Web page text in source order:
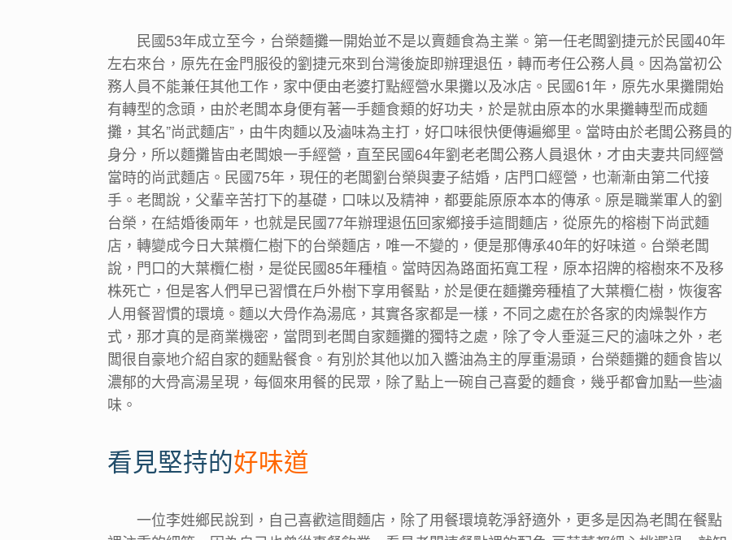
民國53年成立至今，台榮麵攤一開始並不是以賣麵食為主業。第一任老闆劉捷元於民國40年
左右來台，原先在金門服役的劉捷元來到台灣後旋即辦理退伍，轉而考任公務人員。因為當初公
務人員不能兼任其他工作，家中便由老婆打點經營水果攤以及冰店。民國61年，原先水果攤開始
有轉型的念頭，由於老闆本身便有著一手麵食類的好功夫，於是就由原本的水果攤轉型而成麵
攤，其名”尚武麵店”，由牛肉麵以及滷味為主打，好口味很快便傳遍鄉里。當時由於老闆公務員的
身分，所以麵攤皆由老闆娘一手經營，直至民國64年劉老老闆公務人員退休，才由夫妻共同經營
當時的尚武麵店。民國75年，現任的老闆劉台榮與妻子結婚，店門口經營，也漸漸由第二代接
手。老闆說，父輩辛苦打下的基礎，口味以及精神，都要能原原本本的傳承。原是職業軍人的劉
台榮，在結婚後兩年，也就是民國77年辦理退伍回家鄉接手這間麵店，從原先的榕樹下尚武麵
店，轉變成今日大葉欖仁樹下的台榮麵店，唯一不變的，便是那傳承40年的好味道。台榮老闆
說，門口的大葉欖仁樹，是從民國85年種植。當時因為路面拓寬工程，原本招牌的榕樹來不及移
株死亡，但是客人們早已習慣在戶外樹下享用餐點，於是便在麵攤旁種植了大葉欖仁樹，恢復客
人用餐習慣的環境。麵以大骨作為湯底，其實各家都是一樣，不同之處在於各家的肉燥製作方
式，那才真的是商業機密，當問到老闆自家麵攤的獨特之處，除了令人垂涎三尺的滷味之外，老
闆很自豪地介紹自家的麵點餐食。有別於其他以加入醬油為主的厚重湯頭，台榮麵攤的麵食皆以
濃郁的大骨高湯呈現，每個來用餐的民眾，除了點上一碗自己喜愛的麵食，幾乎都會加點一些滷
味。
看見堅持的好味道
一位李姓鄉民說到，自己喜歡這間麵店，除了用餐環境乾淨舒適外，更多是因為老闆在餐點